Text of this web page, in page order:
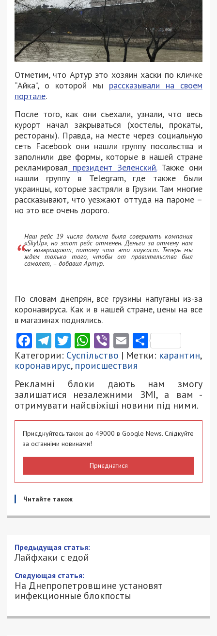
Отметим, что Артур это хозяин хаски по кличке
“Айка”, о которой мы рассказывали на своем
портале.
После того, как они съехали, узнали, что весь
курорт начал закрываться (хостелы, прокаты,
рестораны). Правда, на месте через социальную
сеть Facebook они нашли группу посольства и
заполнили две формы, которые в нашей стране
рекламировал президент Зеленский.Также они
нашли группу в Telegram, где также были
украинцы, которые застряли в Грузии. Там многие
рассказывают, что уезжают оттуда на пароме –
но это все очень дорого.
Наш рейс 19 числа должна была совершать компания
«SkyUp», но этот рейс отменен. Деньги за отмену нам
не возвращают, потому что это лоукост. Теперь мы
ждем только того, чтобы от правительства был
самолет, – добавил Артур.
По словам днепрян, все грузины напуганы из-за
коронавируса. Как и в нашей стране, цены на все
в магазинах поднялись.
Facebook
Telegram
Twitter
WhatsApp
ViberEmail
Категории: Суспільство | Метки: карантин,
коронавирус, происшествия
Рекламні блоки дають нам змогу
залишатися незалежними ЗМІ, а вам -
отримувати найсвіжіші новини під ними.
Приєднуйтесь також до 49000 в Google News. Слідкуйте
за останніми новинами!
Приєднатися
Читайте також
Лайфхаки с едой
АЛИСА ЕФАНОВА - СПЕЦИАЛЬНО ДЛЯ
49000.COM.UA